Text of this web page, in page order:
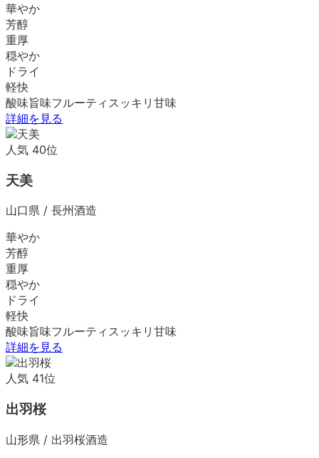
華やか
芳醇
重厚
穏やか
ドライ
軽快
酸味旨味フルーティ スッキリ 甘味
詳細を見る
人気 40位
天美
山口県 / 長州酒造
華やか
芳醇
重厚
穏やか
ドライ
軽快
酸味旨味フルーティ スッキリ 甘味
詳細を見る
人気 41位
出羽桜
山形県 / 出羽桜酒造